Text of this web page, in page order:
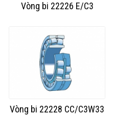
Vòng bi 22226 E/C3
Vòng bi 22228 CC/C3W33